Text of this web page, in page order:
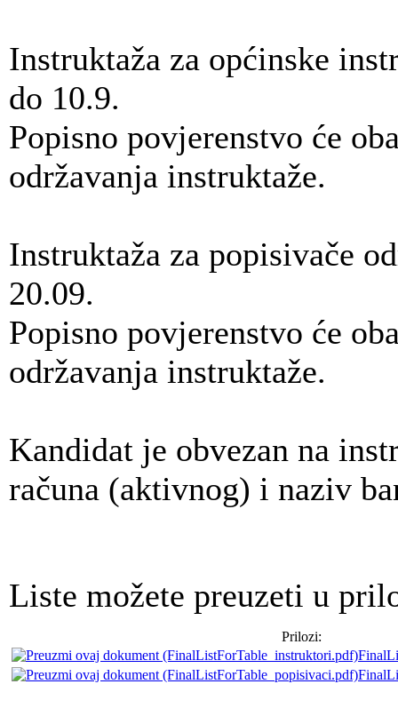
Instruktaža za općinske
do 10.9.
Popisno povjerenstvo će
održavanja instruktaže.
Instruktaža za popisivače
20.09.
Popisno povjerenstvo će
održavanja instruktaže.
Kandidat je obvezan na
računa (aktivnog) i naziv
Liste možete preuzeti u
Prilozi: